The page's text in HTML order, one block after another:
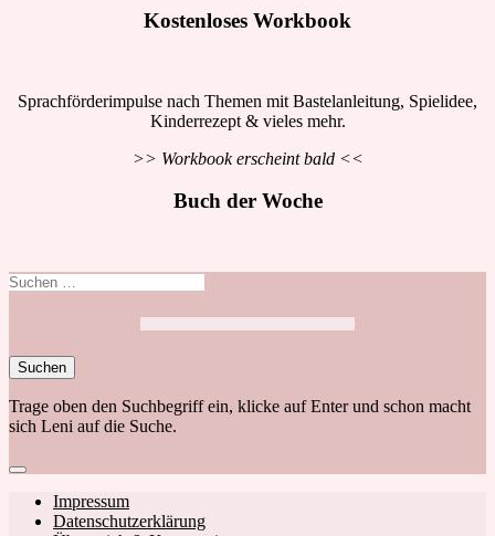
Kostenloses Workbook
Sprachförderimpulse nach Themen mit Bastelanleitung, Spielidee,
Kinderrezept & vieles mehr.
>> Workbook erscheint bald <<
Buch der Woche
Suchen
Trage oben den Suchbegriff ein, klicke auf Enter und schon macht
sich Leni auf die Suche.
Close
search
FooterImpressum
Datenschutzerklärung